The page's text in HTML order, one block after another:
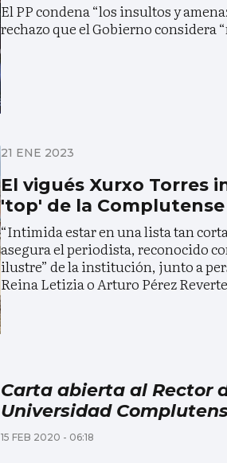
El PP condena “los insultos y
rechazo que el Gobierno considera
21 ENE 2023
El vigués Xurxo Torres
'top' de la Complutense
“Intimida estar en una lista tan
asegura el periodista, reconocido
ilustre” de la institución, junto a
Reina Letizia o Arturo Pérez Reverte
Carta abierta al Rector
Universidad
15 FEB 2020 - 06:18